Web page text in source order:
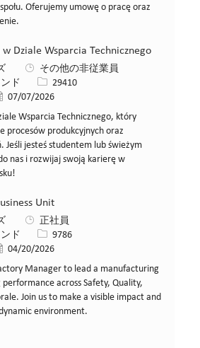
Oferujemy umowę o pracę oraz
w Dziale Wsparcia Technicznego
その他の非従業員
ド 求人ID29410
稿日
07/07/2026
Wsparcia Technicznego, który
procesów produkcyjnych oraz
Jeśli jesteś studentem lub świeżym
nas i rozwijaj swoją karierę w
Unit
正社員
ド 求人ID
9786
稿日
04/20/2026
Manager to lead a manufacturing
performance across Safety, Quality,
Join us to make a visible impact and
environment.